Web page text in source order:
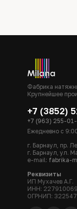
Фабрика
Крупнейшее
+7 (3852)
+7 (963) 255-
Ежедневно с
г. Барнаул, пр.
г. Барнаул, ул.
e-mail: fabrika-
Реквизиты
ИП Мухачев А.Г.
ИНН:
ОГРНИП: